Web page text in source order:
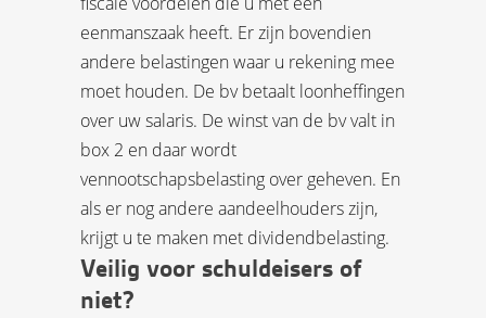
eenmanszaak heeft. Er zijn bovendien
andere belastingen waar u rekening mee
moet houden. De bv betaalt loonheffingen
over uw salaris. De winst van de bv valt in
box 2 en daar wordt
vennootschapsbelasting over geheven. En
als er nog andere aandeelhouders zijn,
krijgt u te maken met dividendbelasting.
Veilig voor schuldeisers of
niet?